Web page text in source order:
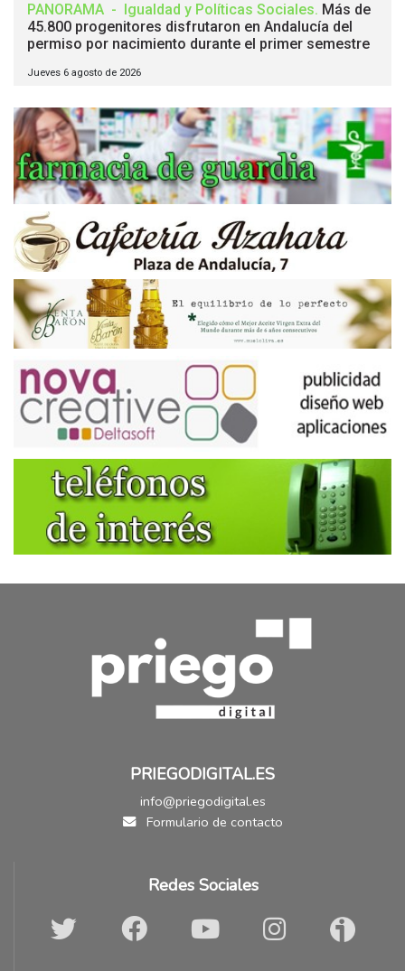
PANORAMA - Igualdad y Políticas Sociales. Más de
45.800 progenitores disfrutaron en Andalucía del
permiso por nacimiento durante el primer semestre
Jueves 6 agosto de 2026
PRIEGODIGITAL.ES
info@priegodigital.es
Formulario de contacto
Redes Sociales